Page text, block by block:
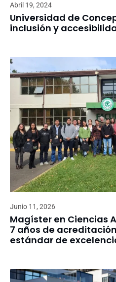
Abril 19, 2024
Universidad de
inclusión y
Junio 11, 2026
Magíster en Ciencias
7 años de
estándar de